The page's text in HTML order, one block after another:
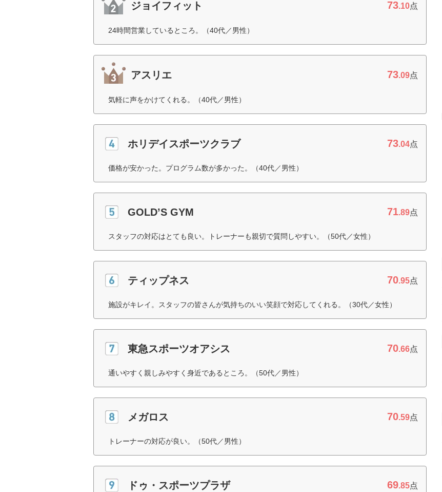
ジョイフィット 73.10点
24時間営業しているところ。（40代／男性）
アスリエ 73.09点
気軽に声をかけてくれる。（40代／男性）
ホリデイスポーツクラブ 73.04点
価格が安かった。プログラム数が多かった。（40代／男性）
GOLD’S GYM 71.89点
スタッフの対応はとても良い。トレーナーも親切で質問しやすい。（50代／女性）
ティップネス 70.95点
施設がキレイ。スタッフの皆さんが気持ちのいい笑顔で対応してくれる。（30代／女性）
東急スポーツオアシス 70.66点
通いやすく親しみやすく身近であるところ。（50代／男性）
メガロス 70.59点
トレーナーの対応が良い。（50代／男性）
ドゥ・スポーツプラザ 69.85点